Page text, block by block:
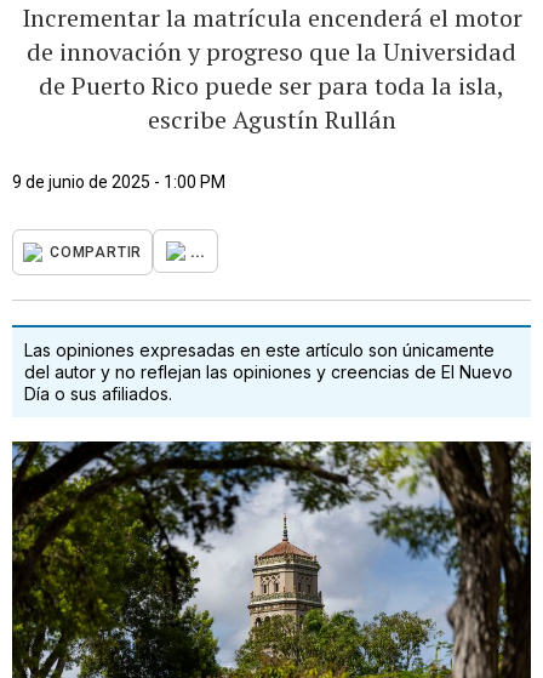
Incrementar la matrícula encenderá el motor
de innovación y progreso que la Universidad
de Puerto Rico puede ser para toda la isla,
escribe Agustín Rullán
9 de junio de 2025 - 1:00 PM
COMPARTIR ...
Las opiniones expresadas en este artículo son únicamente
del autor y no reflejan las opiniones y creencias de El Nuevo
Día o sus afiliados.